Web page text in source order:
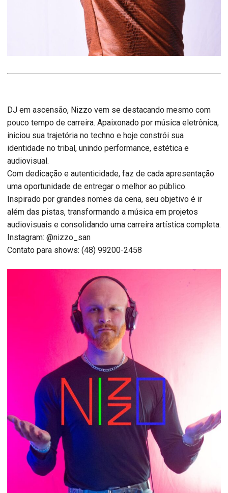
DJ em ascensão, Nizzo vem se destacando mesmo com
pouco tempo de carreira. Apaixonado por música eletrônica,
iniciou sua trajetória no techno e hoje constrói sua
identidade no tribal, unindo performance, estética e
audiovisual.
Com dedicação e autenticidade, faz de cada apresentação
uma oportunidade de entregar o melhor ao público.
Inspirado por grandes nomes da cena, seu objetivo é ir
além das pistas, transformando a música em projetos
audiovisuais e consolidando uma carreira artística completa.
Instagram: @nizzo_san
Contato para shows: (48) 99200-2458